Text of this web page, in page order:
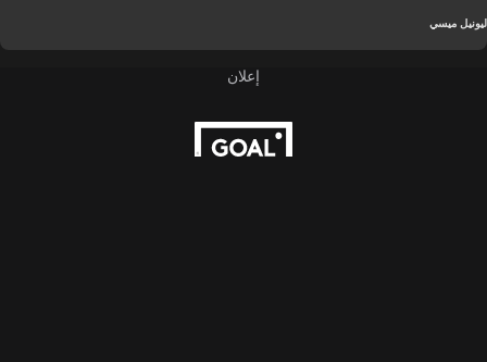
ليونيل ميسي